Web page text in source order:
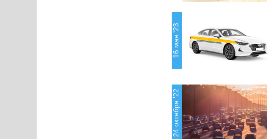
16 мая '23
24 октября '22